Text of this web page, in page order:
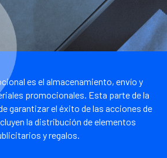
es el almacenamiento, envío y
promocionales. Esta parte de la
garantizar el éxito de las acciones de
la distribución de elementos
y regalos.